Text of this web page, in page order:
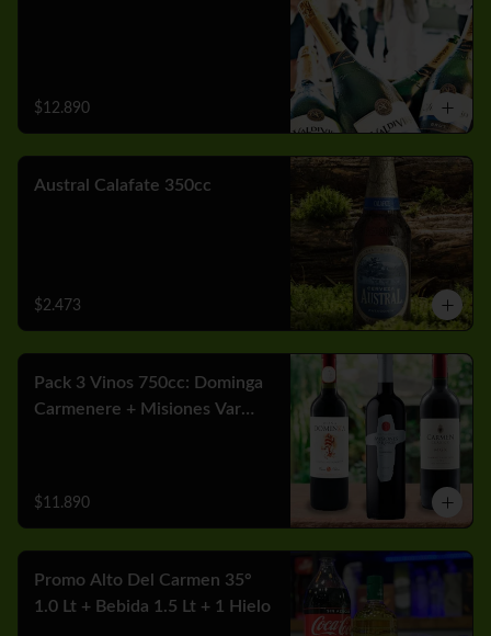
$12.890
Austral Calafate 350cc
$2.473
Pack 3 Vinos 750cc: Dominga
Carmenere + Misiones Var
$11.890
Promo Alto Del Carmen 35°
1.0 Lt + Bebida 1.5 Lt + 1 Hielo